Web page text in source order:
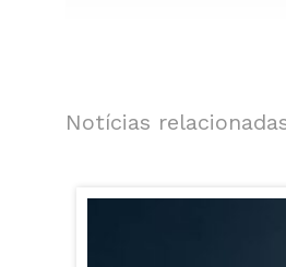
Notícias